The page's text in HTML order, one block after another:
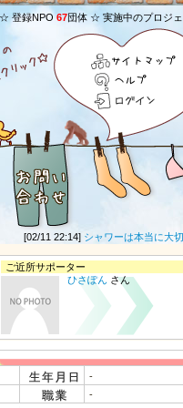
登録NPO 67団体 ☆ 実施中のプロジェ
サイトマップ
ヘルプ
ログイン
[02/11 22:14]シャワーは本当に大切
ご近所サポーター
ひさぽん さん
-
-